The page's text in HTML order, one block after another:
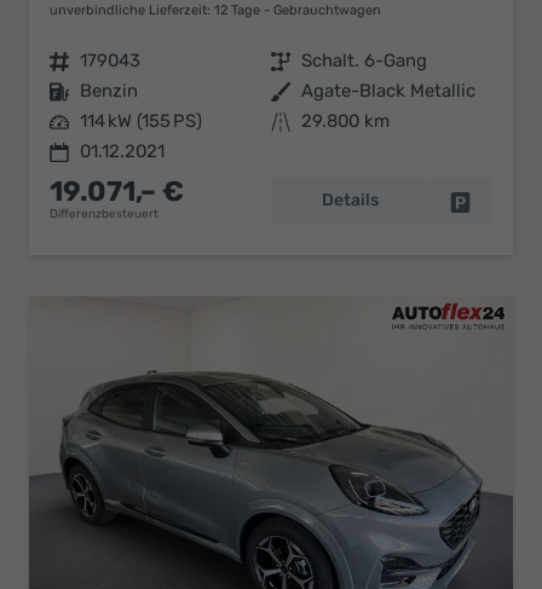
unverbindliche Lieferzeit: 12 Tage Gebrauchtwagen
Fahrzeugnr. 179043 Getriebe Schalt. 6-Gang
Kraftstoff Benzin Außenfarbe Agate-Black Metallic
Leistung 114 kW (155 PS) Kilometerstand
29.800 km
01.12.2021
19.071,– €
Differenzbesteuert
Details